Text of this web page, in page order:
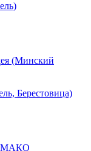
(Минский
Берестовица)